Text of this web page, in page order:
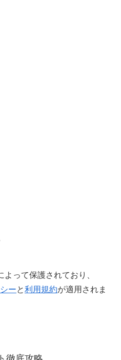
って保護されており、
ーと利用規約が適用されま